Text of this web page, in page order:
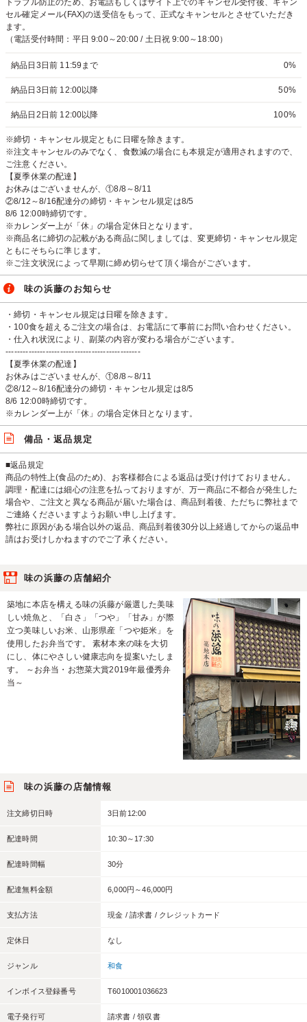
トラブル防止のため、お電話もしくはサイト上でのキャンセル受付後、キャン
セル確定メール(FAX)の送受信をもって、正式なキャンセルとさせていただき
ます。
（電話受付時間：平日 9:00～20:00 / 土日祝 9:00～18:00）
納品日3日前 11:59まで 0%
納品日3日前 12:00以降 50%
納品日2日前 12:00以降 100%
※締切・キャンセル規定ともに日曜を除きます。
※注文キャンセルのみでなく、食数減の場合にも本規定が適用されますので、
ご注意ください。
【夏季休業の配達】
お休みはございませんが、①8/8～8/11
②8/12～8/16配達分の締切・キャンセル規定は8/5
8/6 12:00時締切です。
※カレンダー上が「休」の場合定休日となります。
※商品名に締切の記載がある商品に関しましては、変更締切・キャンセル規定
ともにそちらに準じます。
※ご注文状況によって早期に締め切らせて頂く場合がございます。
味の浜藤のお知らせ
・締切・キャンセル規定は日曜を除きます。
・100食を超えるご注文の場合は、お電話にて事前にお問い合わせください。
・仕入れ状況により、副菜の内容が変わる場合がございます。
-----------------------------------------------
【夏季休業の配達】
お休みはございませんが、①8/8～8/11
②8/12～8/16配達分の締切・キャンセル規定は8/5
8/6 12:00時締切です。
※カレンダー上が「休」の場合定休日となります。
備品・返品規定
■返品規定
商品の特性上(食品のため)、お客様都合による返品は受け付けておりません。
調理・配達には細心の注意を払っておりますが、万一商品に不都合が発生した
場合や、ご注文と異なる商品が届いた場合は、商品到着後、ただちに弊社まで
ご連絡くださいますようお願い申し上げます。
弊社に原因がある場合以外の返品、商品到着後30分以上経過してからの返品申
請はお受けしかねますのでご了承ください。
味の浜藤の店舗紹介
築地に本店を構える味の浜藤が厳選した美味
しい焼魚と、「白さ」「つや」「甘み」が際
立つ美味しいお米、山形県産「つや姫米」を
使用したお弁当です。 素材本来の味を大切
にし、体にやさしい健康志向を提案いたしま
す。 ～お弁当・お惣菜大賞2019年最優秀弁
当～
味の浜藤の店舗情報
注文締切日時 3日前12:00
配達時間 10:30～17:30
配達時間幅 30分
配達無料金額 6,000円～46,000円
支払方法 現金 / 請求書 / クレジットカード
定休日 なし
ジャンル 和食
インボイス登録番号 T6010001036623
電子発行可 請求書 / 領収書